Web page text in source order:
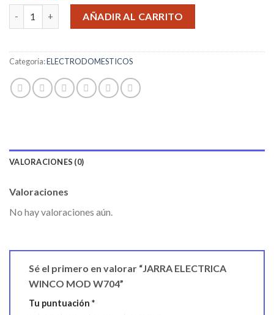
JARRA ELECTRICA WINCO MOD W704 cantidad
AÑADIR AL CARRITO
Categoría:ELECTRODOMESTICOS
VALORACIONES (0)
Valoraciones
No hay valoraciones aún.
Sé el primero en valorar “JARRA ELECTRICA
WINCO MOD W704”
Tu puntuación *